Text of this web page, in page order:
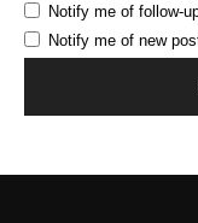
Notify me of follow-
Notify me of new